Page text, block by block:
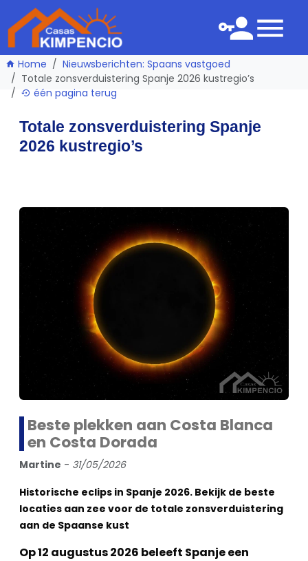
Home
Nieuwsberichten: Spaans vastgoed
Totale zonsverduistering Spanje 2026 kustregio’s
één pagina terug
Totale zonsverduistering Spanje
2026 kustregio’s
Beste plekken aan Costa Blanca
en Costa Dorada
Martine - 31/05/2026
Historische eclips in Spanje 2026. Bekijk de beste
locaties aan zee voor de totale zonsverduistering
aan de Spaanse kust
Op 12 augustus 2026 beleeft Spanje een